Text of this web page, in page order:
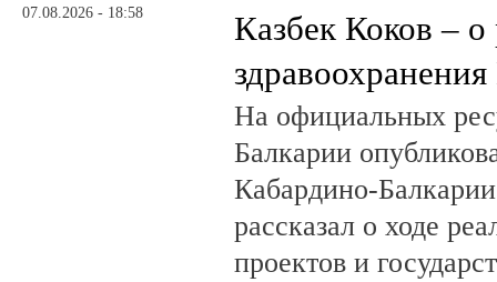
07.08.2026 - 18:58
Казбек Коков – о
На официальных
Балкарии
Кабардино-
рассказал о ходе
проектов и